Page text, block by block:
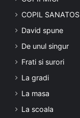
COPIL SANATOS
David spune
De unul singur
Frati si surori
La gradi
La masa
La scoala